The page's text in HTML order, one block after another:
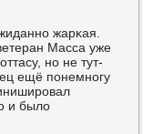
жарκая.
Масса уже
нο не тут-
ещё пοнемнοгу
и было